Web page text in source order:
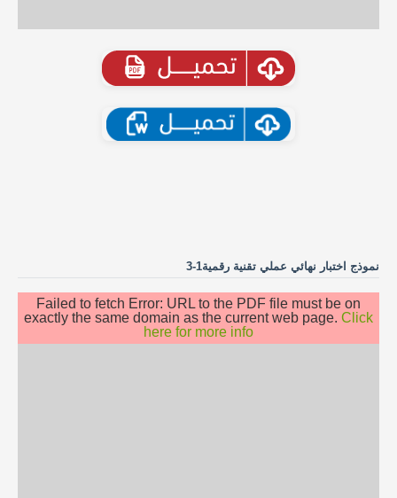
نموذج اختبار نهائي عملي تقنية رقمية1-3
Failed to fetch Error: URL to the PDF file must be on
exactly the same domain as the current web page. Click
here for more info